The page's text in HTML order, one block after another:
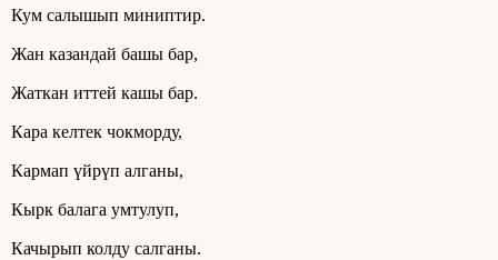
Кум салышып миниптир.
Жан казандай башы бар,
Жаткан иттей кашы бар.
Кара келтек чокморду,
Кармап үйрүп алганы,
Кырк балага умтулуп,
Качырып колду салганы.